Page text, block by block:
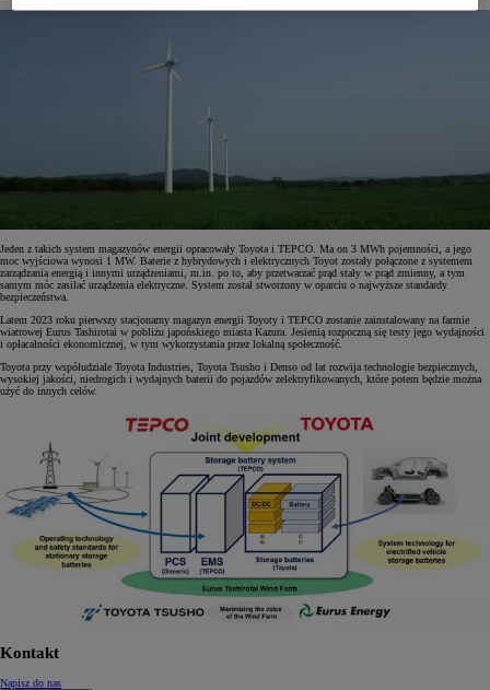
Jeden z takich system magazynów energii opracowały Toyota i TEPCO. Ma on 3 MWh pojemności, a jego
moc wyjściowa wynosi 1 MW. Baterie z hybrydowych i elektrycznych Toyot zostały połączone z systemem
zarządzania energią i innymi urządzeniami, m.in. po to, aby przetwarzać prąd stały w prąd zmienny, a tym
samym móc zasilać urządzenia elektryczne. System został stworzony w oparciu o najwyższe standardy
bezpieczeństwa.
Latem 2023 roku pierwszy stacjonarny magazyn energii Toyoty i TEPCO zostanie zainstalowany na farmie
wiatrowej Eurus Tashirotai w pobliżu japońskiego miasta Kazura. Jesienią rozpoczną się testy jego wydajności
i opłacalności ekonomicznej, w tym wykorzystania przez lokalną społeczność.
Toyota przy współudziale Toyota Industries, Toyota Tsusho i Denso od lat rozwija technologie bezpiecznych,
wysokiej jakości, niedrogich i wydajnych baterii do pojazdów zelektryfikowanych, które potem będzie można
użyć do innych celów.
Kontakt
Napisz do nas